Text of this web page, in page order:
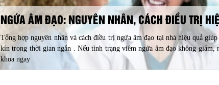
NGỨA ÂM ĐẠO: NGUYÊN NHÂN, CÁCH ĐIỀU TRỊ
Tổng hợp nguyên nhân và cách điều trị ngứa âm đạo tại nhà hiệu quả
kín trong thời gian ngắn . Nếu tình trạng viêm ngứa âm đạo không giảm,
khoa ngay